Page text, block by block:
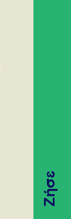
Ζήσε